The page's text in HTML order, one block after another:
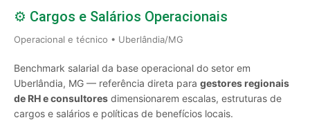
⚙️ Cargos e Salários Operacionais
Operacional e técnico • Uberlândia/MG
Benchmark salarial da base operacional do setor em
Uberlândia, MG — referência direta para gestores regionais
de RH e consultores dimensionarem escalas, estruturas de
cargos e salários e políticas de benefícios locais.